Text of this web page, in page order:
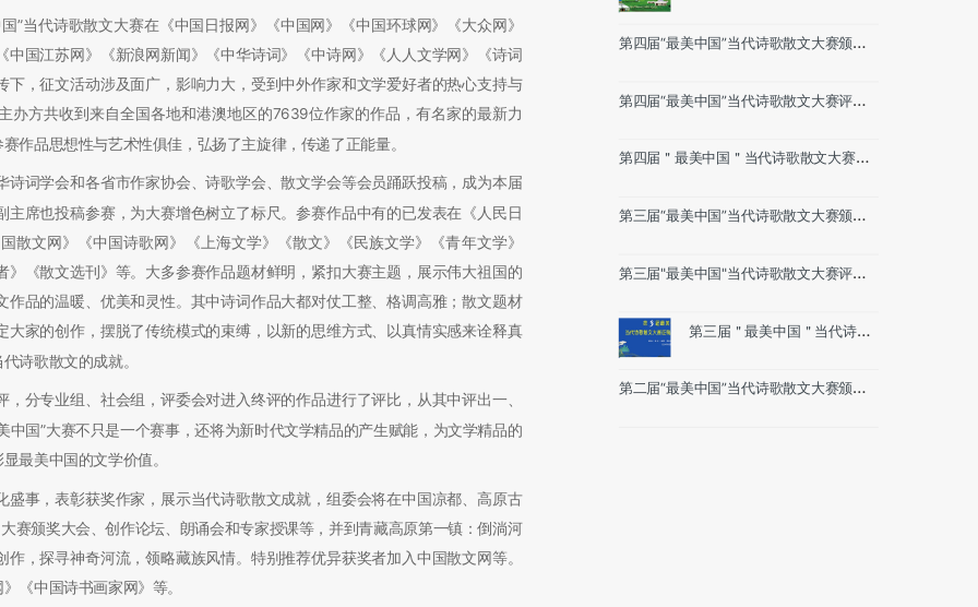
第四届“最美中国”当代诗歌散文大赛颁奖
第四届“最美中国”当代诗歌散文大赛评选
第四届＂最美中国＂当代诗歌散文大赛征
第三届“最美中国”当代诗歌散文大赛颁奖
第三届"最美中国"当代诗歌散文大赛评选
往届回顾）
第三届＂最美中国＂当代诗歌
截稿）
第二届“最美中国”当代诗歌散文大赛颁奖
代诗歌散文大赛在《中国日报网》《中国网》《中国环球网》《大众网》
国江苏网》《新浪网新闻》《中华诗词》《中诗网》《人人文学网》《诗词
，征文活动涉及面广，影响力大，受到中外作家和文学爱好者的热心支持与
办方共收到来自全国各地和港澳地区的7639位作家的作品，有名家的最新力
作品思想性与艺术性俱佳，弘扬了主旋律，传递了正能量。
学会和各省市作家协会、诗歌学会、散文学会等会员踊跃投稿，成为本届
席也投稿参赛，为大赛增色树立了标尺。参赛作品中有的已发表在《人民日
散文网》《中国诗歌网》《上海文学》《散文》《民族文学》《青年文学》
《散文选刊》等。大多参赛作品题材鲜明，紧扣大赛主题，展示伟大祖国的
品的温暖、优美和灵性。其中诗词作品大都对仗工整、格调高雅；散文题材
家的创作，摆脱了传统模式的束缚，以新的思维方式、以真情实感来诠释真
诗歌散文的成就。
专业组、社会组，评委会对进入终评的作品进行了评比，从其中评出一、
国”大赛不只是一个赛事，还将为新时代文学精品的产生赋能，为文学精品的
最美中国的文学价值。
，表彰获奖作家，展示当代诗歌散文成就，组委会将在中国凉都、高原古
赛颁奖大会 、创作论坛、朗诵会和专家授课等，并到青藏高原第一镇：倒淌河
，探寻神奇河流，领略藏族风情。特别推荐优异获奖者加入中国散文网等。
《中国诗书画家网》等。